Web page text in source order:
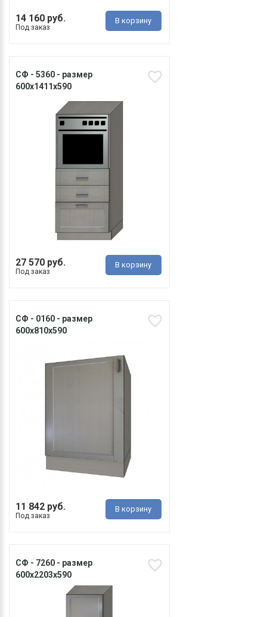
14 160 руб.
Под заказ
В корзину
СФ - 5360 - размер
600х1411х590
27 570 руб.
Под заказ
В корзину
СФ - 0160 - размер
600х810х590
11 842 руб.
Под заказ
В корзину
СФ - 7260 - размер
600х2203х590